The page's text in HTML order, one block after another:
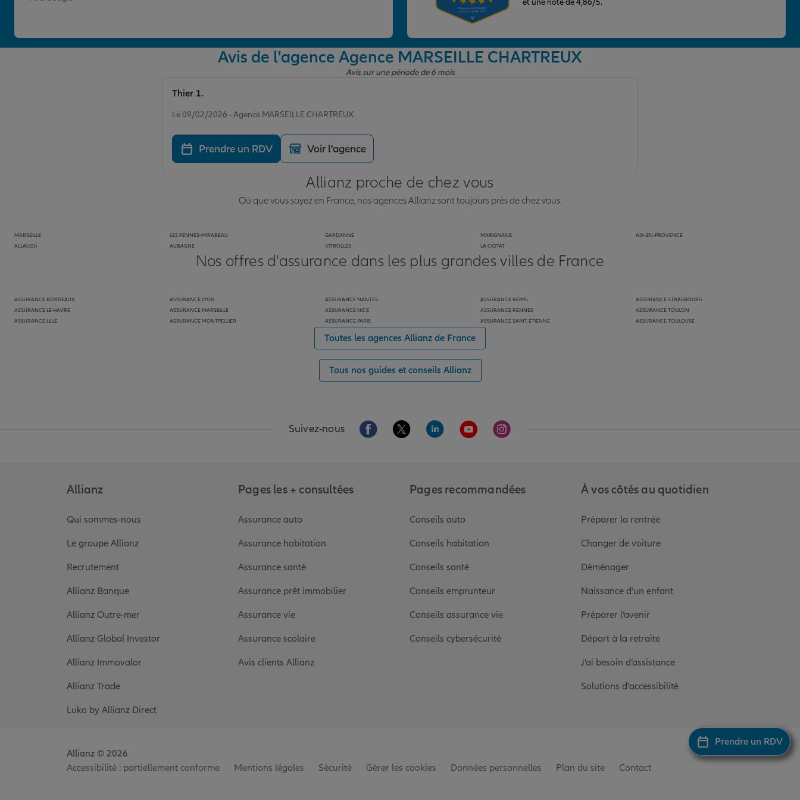
Prendre un RDV
Avis de l'agence Agence MARSEILLE CHARTREUX
Avis sur une période de 6 mois
Le 09/02/2026 - Agence MARSEILLE CHARTREUX
Thier 1.
Prendre un RDV Voir l'agence
Allianz proche de chez vous
Où que vous soyez en France, nos agences Allianz sont toujours près de chez vous.
MARSEILLE
ALLAUCH
LES PENNES-MIRABEAU
AUBAGNE
GARDANNE
VITROLLES
MARIGNANE
LA CIOTAT
AIX-EN-PROVENCE
Nos offres d'assurance dans les plus grandes villes de France
ASSURANCE BORDEAUX
ASSURANCE LE HAVRE
ASSURANCE LILLE
ASSURANCE LYON
ASSURANCE MARSEILLE
ASSURANCE MONTPELLIER
ASSURANCE NANTES
ASSURANCE NICE
ASSURANCE PARIS
ASSURANCE REIMS
ASSURANCE RENNES
ASSURANCE SAINT-ÉTIENNE
ASSURANCE STRASBOURG
ASSURANCE TOULON
ASSURANCE TOULOUSE
Toutes les agences Allianz de France
Tous nos guides et conseils Allianz
Suivez-nous Aller sur la page Facebook de Allianz
Aller sur la page Twitter de Allianz
Aller sur la page Linkedin de Allianz
Aller sur la page Youtube de Allianz
Aller sur la page Instagram de Allianz
Allianz
Qui sommes-nous
Le groupe Allianz
Recrutement
Allianz Banque
Allianz Outre-mer
Allianz Global Investor
Allianz Immovalor
Allianz Trade
Luko by Allianz Direct
Pages les + consultées
Assurance auto
Assurance habitation
Assurance santé
Assurance prêt immobilier
Assurance vie
Assurance scolaire
Avis clients Allianz
Pages recommandées
Conseils auto
Conseils habitation
Conseils santé
Conseils emprunteur
Conseils assurance vie
Conseils cybersécurité
À vos côtés au quotidien
Préparer la rentrée
Changer de voiture
Déménager
Naissance d'un enfant
Préparer l’avenir
Départ à la retraite
J’ai besoin d’assistance
Solutions d'accessibilité
Accessibilité : partiellement conforme Mentions légales Sécurité Gérer les cookies Données personnelles Plan du site Contact
Allianz © 2026